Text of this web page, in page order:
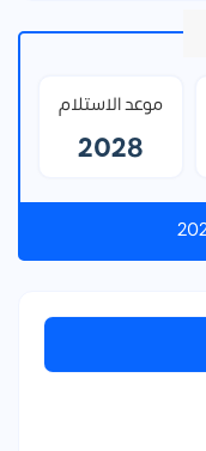
موعد الاستلام
2028